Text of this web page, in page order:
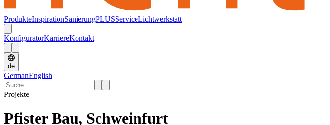
ProdukteInspirationSanierungPLUSServiceLichtwerkstatt
KonfiguratorKarriereKontakt
de
GermanEnglish
Projekte
Pfister Bau, Schweinfurt